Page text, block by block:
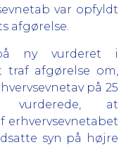
var opfyldt
afgørelse.
ny vurderet i
afgørelse om,
på 25
vurderede, at
erhvervsevnetabet
syn på højre